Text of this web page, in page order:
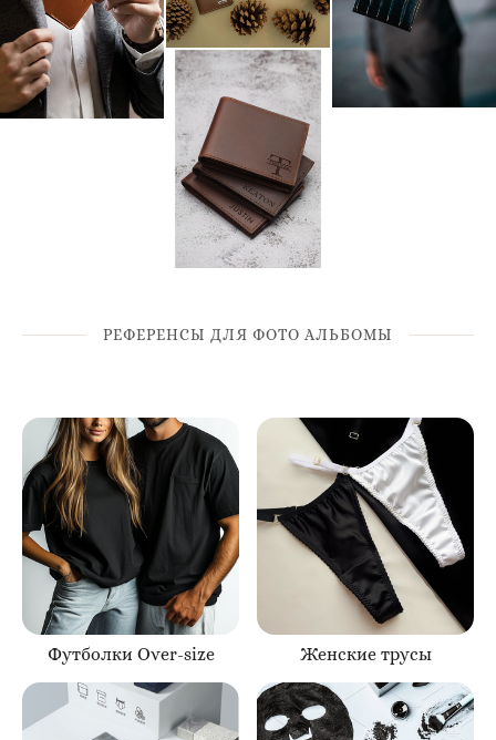
РЕФЕРЕНСЫ ДЛЯ ФОТО АЛЬБОМЫ
Футболки Over-size Женские трусы